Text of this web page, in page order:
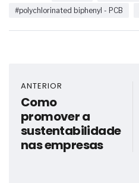
#polychlorinated biphenyl - PCB
ANTERIOR
Como
promover a
sustentabilidade
nas empresas